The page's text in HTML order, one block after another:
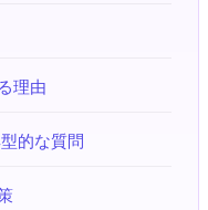
理由
的な質問